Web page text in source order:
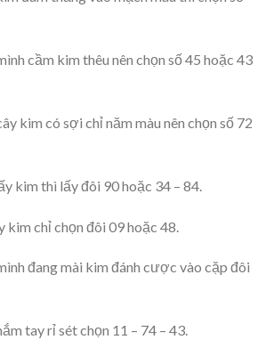
cầm kim thêu nên chọn số 45 hoặc 43
kim có sợi chỉ năm màu nên chọn số 72
kim thì lấy đôi 90 hoặc 34 – 84.
kim chỉ chọn đôi 09 hoặc 48.
đang mài kim đánh cược vào cặp đôi
tay rỉ sét chọn 11 – 74 – 43.